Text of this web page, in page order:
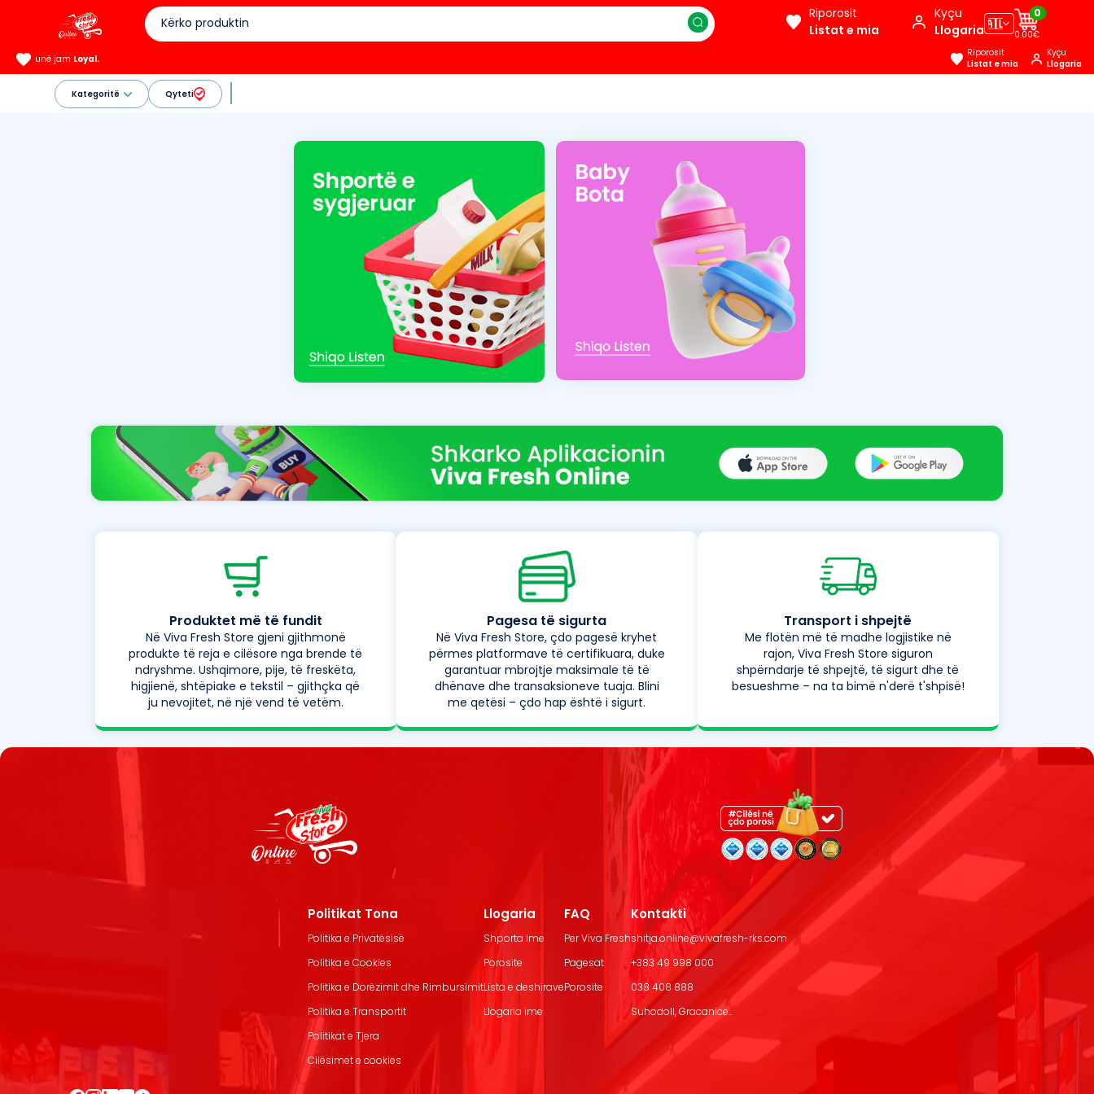
Riporosit
Listat e mia
Kyçu
Llogaria🇦🇱
0
0.00€
unë jam Loyal.
Riporosit
Listat e mia
Kyçu
Llogaria
Kategoritë Qyteti
Produktet më të fundit
Në Viva Fresh Store gjeni gjithmonë
produkte të reja e cilësore nga brende të
ndryshme. Ushqimore, pije, të freskëta,
higjienë, shtëpiake e tekstil – gjithçka që
ju nevojitet, në një vend të vetëm.
Pagesa të sigurta
Në Viva Fresh Store, çdo pagesë kryhet
përmes platformave të certifikuara, duke
garantuar mbrojtje maksimale të të
dhënave dhe transaksioneve tuaja. Blini
me qetësi – çdo hap është i sigurt.
Transport i shpejtë
Me flotën më të madhe logjistike në
rajon, Viva Fresh Store siguron
shpërndarje të shpejtë, të sigurt dhe të
besueshme – na ta bimë n'derë t'shpisë!
Politikat Tona
Politika e Privatësisë
Politika e Cookies
Politika e Dorëzimit dhe Rimbursimit
Politika e Transportit
Politikat e Tjera
Cilësimet e cookies
Llogaria
Shporta ime
Porosite
Lista e deshirave
Llogaria ime
FAQ
Per Viva Fresh
Pagesat
Porosite
Kontakti
shitja.online@vivafresh-rks.com
+383 49 998 000
038 408 888
Suhodoll, Gracanice..